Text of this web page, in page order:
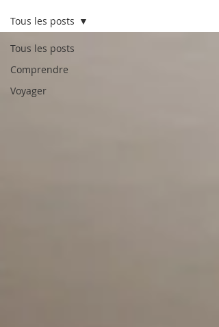
Tous les posts
Comprendre
Voyager
Tous les posts